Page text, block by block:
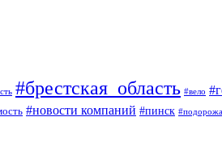
#брестская_область #вело
#новости компаний #пинск